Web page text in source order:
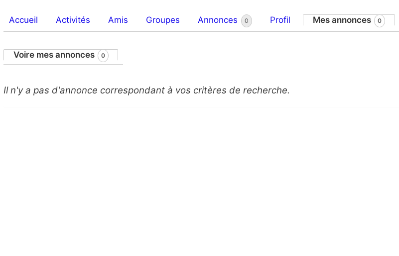
Accueil Activités Amis Groupes Annonces 0 Profil Mes annonces 0
Voire mes annonces 0
Il n'y a pas d'annonce correspondant à vos critères de recherche.